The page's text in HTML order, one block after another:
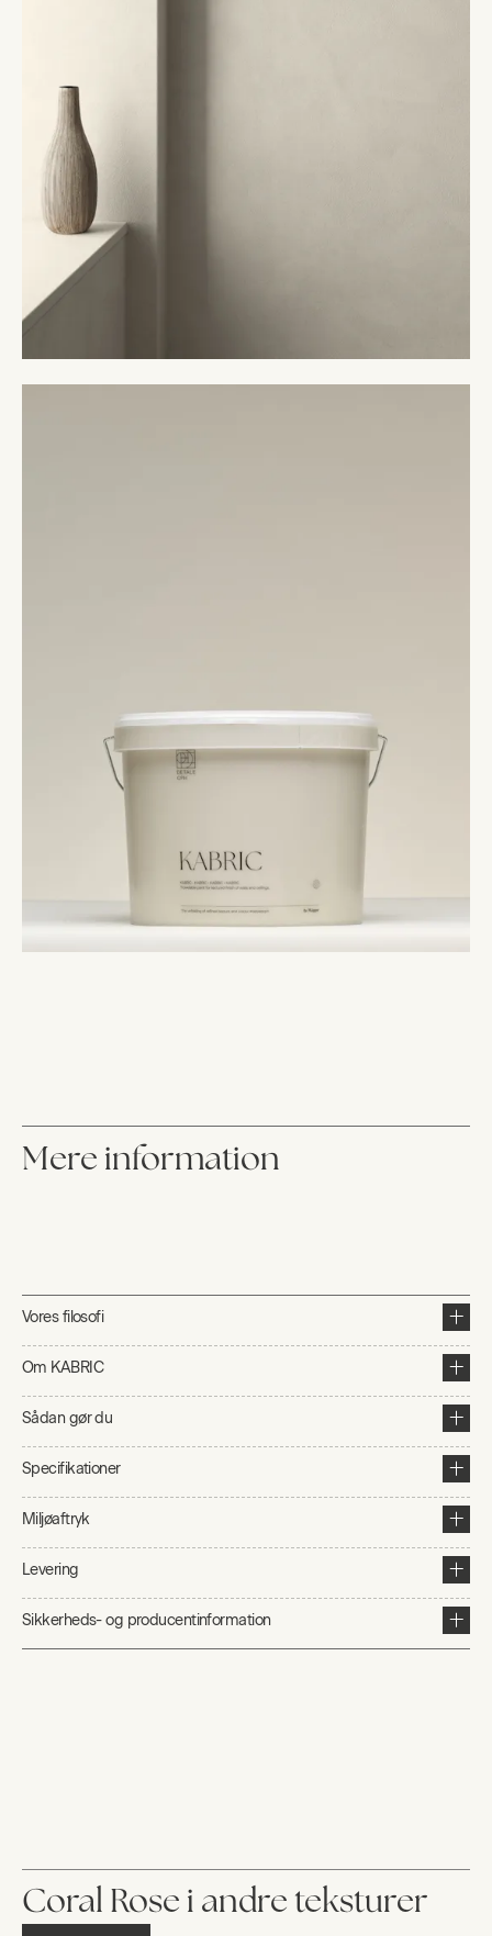
Mere information
Vores filosofi
Om KABRIC
Sådan gør du
Specifikationer
Miljøaftryk
Levering
Sikkerheds- og producentinformation
Coral Rose i andre teksturer